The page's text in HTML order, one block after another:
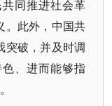
同推进社会革
。此外，中国共
突破，并及时调
、进而能够指